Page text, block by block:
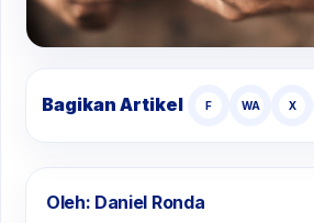
Bagikan Artikel F WA X
Oleh: Daniel Ronda